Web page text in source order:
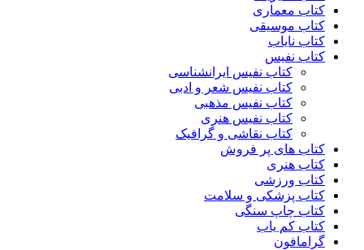
کتاب معماری
کتاب موسیقی
کتاب نایاب
کتاب نفیس
کتاب نفیس ایرانشناسی
کتاب نفیس شعر و ادبی
کتاب نفیس مذهبی
کتاب نفیس هنری
کتاب نقاشی و گرافیک
کتاب های پر فروش
کتاب هنری
کتاب ورزشی
کتاب پزشکی و سلامت
کتاب چاپ سنگی
کتاب کم یاب
گرامافون